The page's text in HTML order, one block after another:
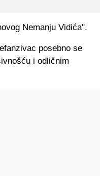
Nemanju Vidića".
posebno se
i odličnim